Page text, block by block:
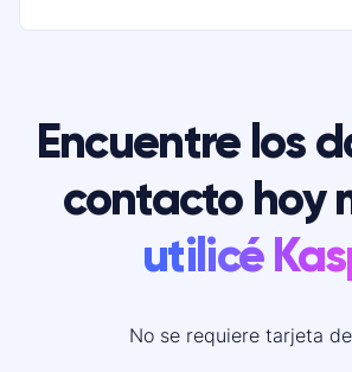
Encuentre los
contacto hoy
utilicé
No se requiere tarjeta